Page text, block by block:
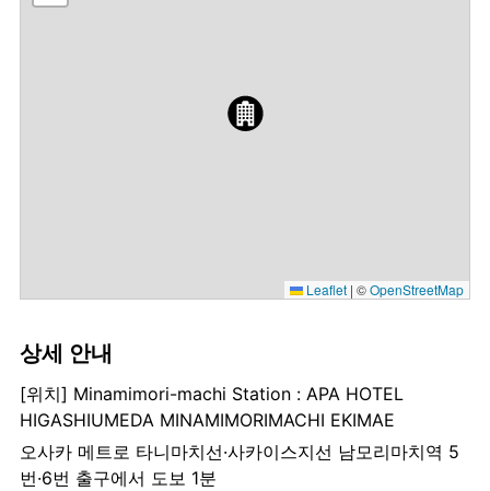
Leaflet | ©OpenStreetMap
상세 안내
[위치] Minamimori-machi Station : APA HOTEL
HIGASHIUMEDA MINAMIMORIMACHI EKIMAE
오사카 메트로 타니마치선·사카이스지선 남모리마치역 5
번·6번 출구에서 도보 1분